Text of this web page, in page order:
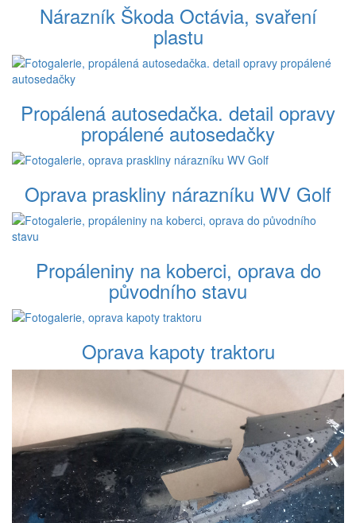
Nárazník Škoda Octávia, svaření
plastu
Propálená autosedačka. detail opravy
propálené autosedačky
Oprava praskliny nárazníku WV Golf
Propáleniny na koberci, oprava do
původního stavu
Oprava kapoty traktoru